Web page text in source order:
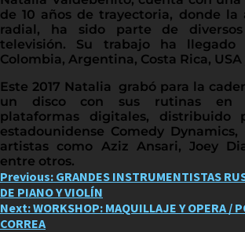
de 10 años de trayectoria, donde la
radial, ha sido parte de
televisión. Su trabajo ha llegado
Colombia, Argentina, Costa Rica, USA
Este 2017 Natalia grabó para la
un disco con sus rutinas en
plataformas digitales, distribuido
estadounidense Comedy
artistas como Aziz Ansari, Joey
entre otros.
Post
navigation
Previous: GRANDES INSTRUMENTISTAS
DE PIANO Y VIOLÍN
Next:WORKSHOP: MAQUILLAJE Y OPERA /
CORREA